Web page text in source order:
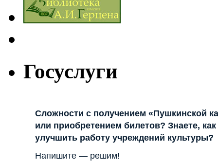
Госуслуги
Сложности с получением «Пушкинской
или приобретением билетов? Знаете, как
улучшить работу учреждений культуры?
Напишите — решим!